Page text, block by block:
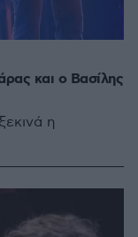
και ο Βασίλης
η